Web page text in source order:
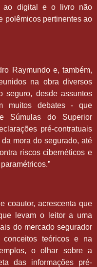
ao digital e o livro não
polêmicos pertinentes ao
Raymundo e, também,
na obra diversos
seguro, desde assuntos
muitos debates - que
Súmulas do Superior
pré-contratuais
mora do segurado, até
riscos cibernéticos e
coautor, acrescenta que
levam o leitor a uma
do mercado segurador
conceitos teóricos e na
o olhar sobre a
das informações pré-